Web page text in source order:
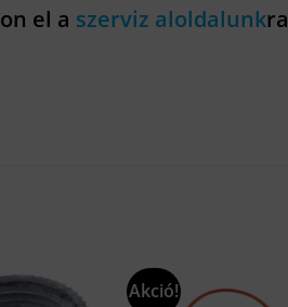
el a szerviz aloldalunkra
Akció!